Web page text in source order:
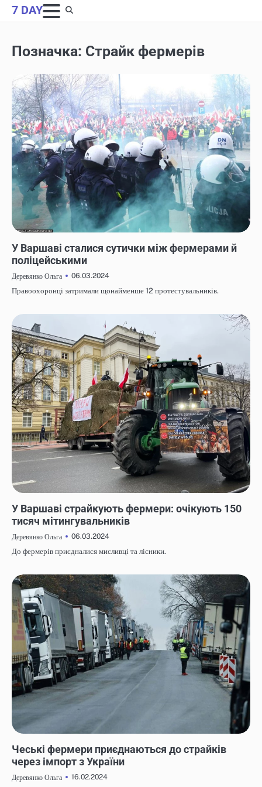
Skip
to
7 DAY
Позначка: Страйк фермерів
У Варшаві сталися сутички між фермерами й
поліцейськими
Деревянко Ольга
06.03.2024
Правоохоронці затримали щонайменше 12 протестувальників.
У Варшаві страйкують фермери: очікують 150
тисяч мітингувальників
Деревянко Ольга
06.03.2024
До фермерів приєдналися мисливці та лісники.
Чеські фермери приєднаються до страйків
через імпорт з України
Деревянко Ольга 16.02.2024